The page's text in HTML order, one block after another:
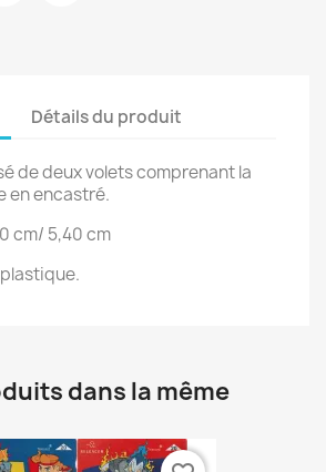
Détails du produit
de deux volets comprenant la
en encastré.
cm/ 5,40 cm
dans la même